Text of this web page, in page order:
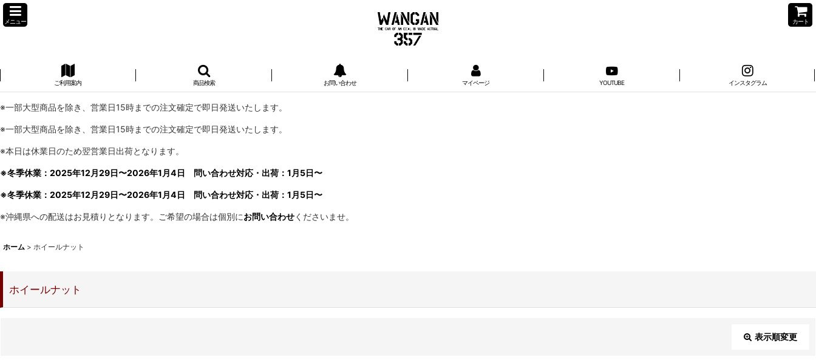
メニュー カート
ご利用案内 商品検索 お問い合わせ マイページ YOUTUBE インスタグラム
※一部大型商品を除き、営業日15時までの注文確定で即日発送いたします。
※一部大型商品を除き、営業日15時までの注文確定で即日発送いたします。
※本日は休業日のため翌営業日出荷となります。
※冬季休業：2025年12月29日〜2026年1月4日 問い合わせ対応・出荷：1月5日〜
※冬季休業：2025年12月29日〜2026年1月4日 問い合わせ対応・出荷：1月5日〜
※沖縄県への配送はお見積りとなります。ご希望の場合は個別にお問い合わせくださいませ。
ホーム > ホイールナット
ホイールナット
表示順変更